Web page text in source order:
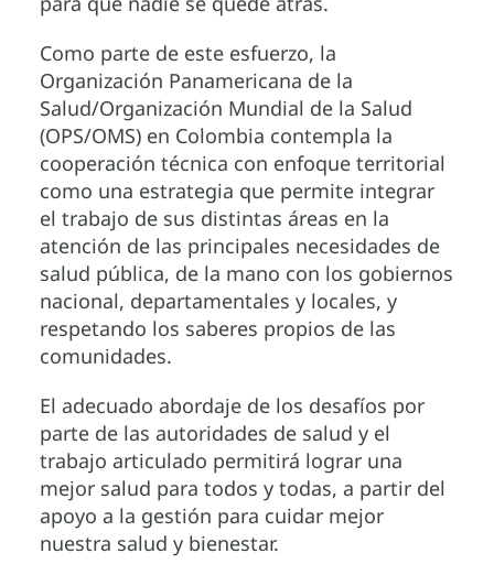
Como parte de este esfuerzo, la
Organización Panamericana de la
Salud/Organización Mundial de la Salud
(OPS/OMS) en Colombia contempla la
cooperación técnica con enfoque territorial
como una estrategia que permite integrar
el trabajo de sus distintas áreas en la
atención de las principales necesidades de
salud pública, de la mano con los gobiernos
nacional, departamentales y locales, y
respetando los saberes propios de las
comunidades.
El adecuado abordaje de los desafíos por
parte de las autoridades de salud y el
trabajo articulado permitirá lograr una
mejor salud para todos y todas, a partir del
apoyo a la gestión para cuidar mejor
nuestra salud y bienestar.